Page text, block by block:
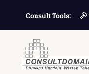
Consult Tools: